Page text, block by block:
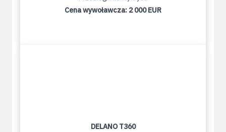
Cena wywoławcza: 2 000 EUR
DELANO T360